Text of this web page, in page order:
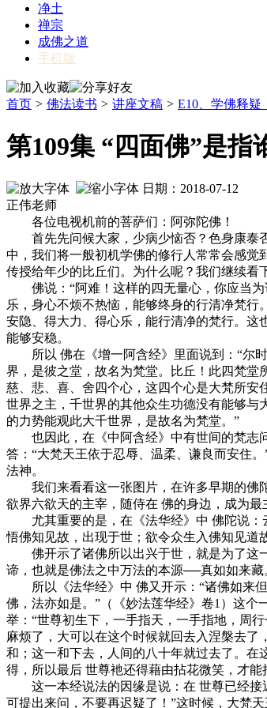
净土
禅宗
成佛之道
手机版
首页 > 佛法读书 > 讲座文稿 > E10、学佛释疑
第109集 “四面佛”是指
日期：2018-07-12
正伟老师
各位电视机前的菩萨们：阿弥陀佛！
首先先问候大家，少病少恼否？色身康泰否
中，我们将一般初机学佛的修行人常常会感
传授给年少的比丘们。为什么呢？我们继续看
佛说：“阿难！这样的四无量心，你应当为
乐，身心不烦不热恼，能够终身的行清净梵
安隐、得大力、得心乐，能行清净的梵行。
能够安稳。
所以 佛在《增一阿含经》里面说到：“尔时
界，是彼之堂，故名为梵堂。比丘！此四梵堂
慈、悲、喜、舍四个心，这四个心是大梵所
世界之主，千世界的其他众生功德没有能够
的力势能观此大千世界，是故名为梵堂。”
也因此，在《中阿含经》中有世间的梵志问
答：“大梵天王依于忍辱、温柔、谦良而安住
法神。
我们来看看这一张图片，在许多早期的佛陀
欲界六欲天的主宰，随侍在 佛的身边，成为
尤其重要的是，在《法华经》中 佛陀说：
悟佛知见故，出现于世；欲令众生入佛知见道
佛开示了诸佛所以出兴于世，就是为了这一
谛，也就是佛法之中万法的本源──真如如来藏
所以《法华经》中 佛又开示：“诸佛如来但
佛，法亦如是。”（《妙法莲华经》卷1）这
举：“世尊初生下，一手指天，一手指地，周
麻烦了，大可以在这个时候就回去入涅槃去
和；这一和下去，人间的八十年就过去了。
得，所以最后 世尊衪还得藉由拈花微笑，才
这一本经说法的因缘是说：在 世尊已经接
可提出来问，不要再迟疑了！”这时候，大梵